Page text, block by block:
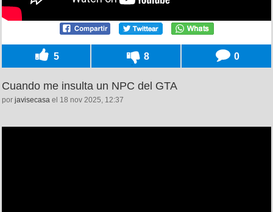
5 8 0
Cuando me insulta un NPC del GTA
por javisecasa el 18 nov 2025, 12:37